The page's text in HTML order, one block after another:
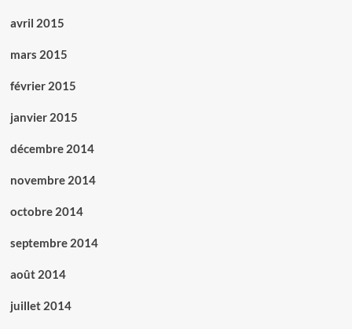
avril 2015
mars 2015
février 2015
janvier 2015
décembre 2014
novembre 2014
octobre 2014
septembre 2014
août 2014
juillet 2014